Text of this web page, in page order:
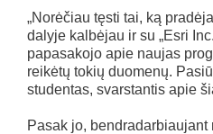
„Norėčiau tęsti tai, ką
dalyje kalbėjau ir su „Esri
papasakojo apie naujas
reikėtų tokių duomenų.
studentas, svarstantis apie
Pasak jo,